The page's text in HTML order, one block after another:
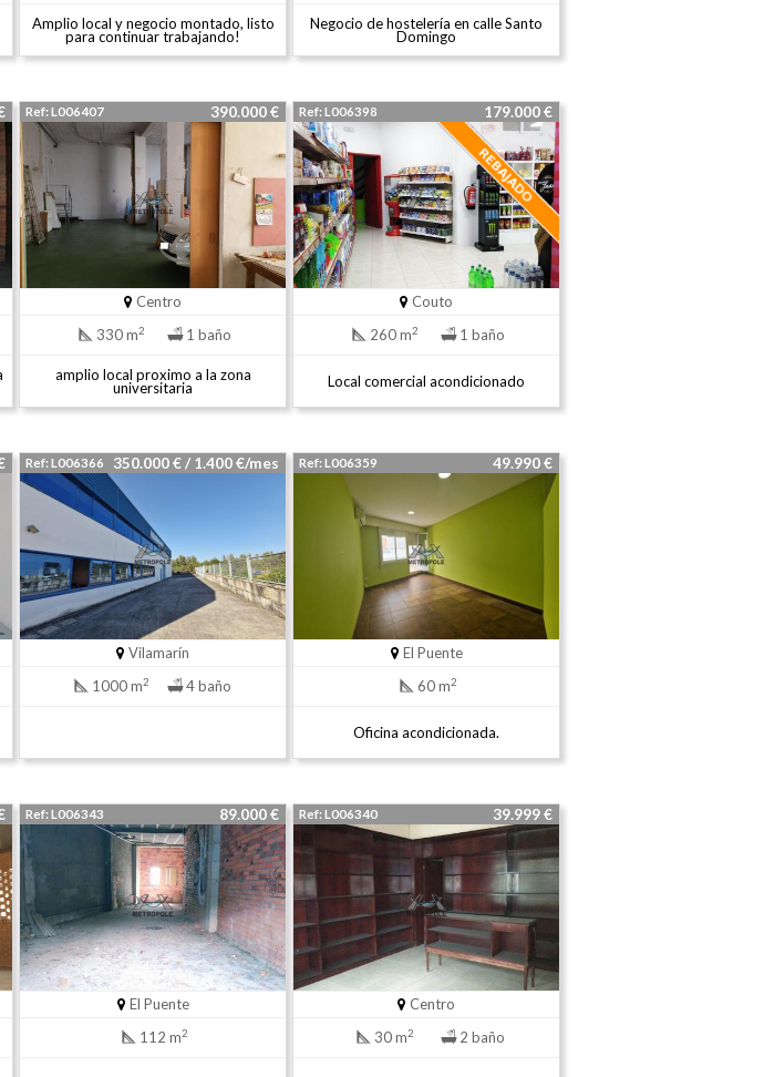
Amplio local y negocio montado, listo
para continuar trabajando!
Negocio de hostelería en calle Santo
Domingo
Ref: L006407 390.000 €
Centro
330 m2 1 baño
amplio local proximo a la zona
universitaria
Ref: L006398 179.000 €
Couto
260 m2 1 baño
Local comercial acondicionado
Ref: L006366 350.000 € / 1.400 €/mes
Vilamarín
1000 m2 4 baño
Ref: L006359 49.990 €
El Puente
60 m2
Oficina acondicionada.
Ref: L006343 89.000 €
El Puente
112 m2
Ref: L006340 39.999 €
Centro
30 m2 2 baño